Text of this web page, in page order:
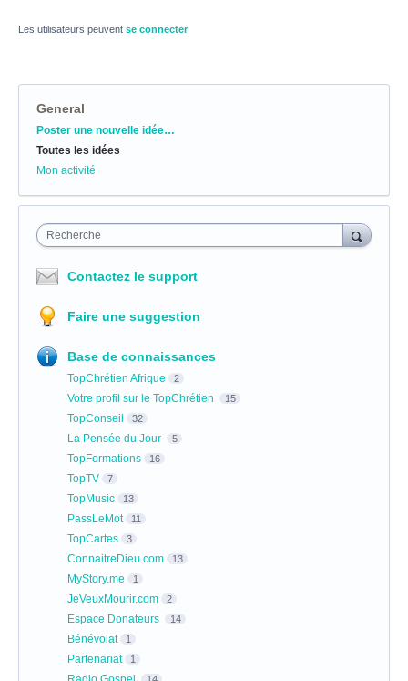
Les utilisateurs peuvent se connecter
General
Catégories
Poster une nouvelle idée…
Toutes les idées
Mon activité
Recherche
Contactez le support
Faire une suggestion
Base de connaissances
TopChrétien Afrique 2
Votre profil sur le TopChrétien 15
TopConseil 32
La Pensée du Jour 5
TopFormations 16
TopTV 7
TopMusic 13
PassLeMot 11
TopCartes 3
ConnaitreDieu.com 13
MyStory.me 1
JeVeuxMourir.com 2
Espace Donateurs 14
Bénévolat 1
Partenariat 1
14